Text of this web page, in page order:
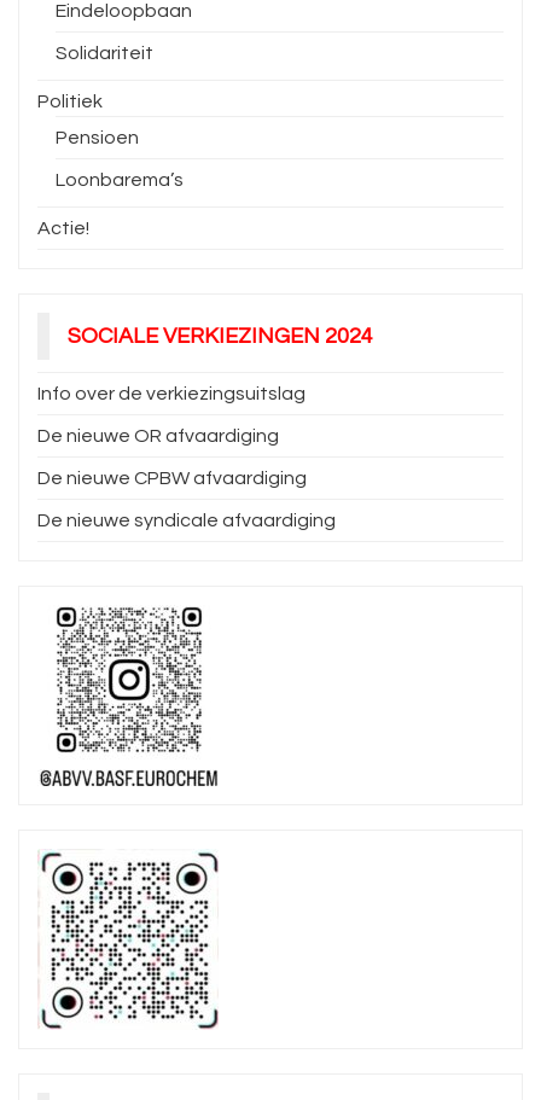
Eindeloopbaan
Solidariteit
Politiek
Pensioen
Loonbarema’s
Actie!
SOCIALE VERKIEZINGEN 2024
Info over de verkiezingsuitslag
De nieuwe OR afvaardiging
De nieuwe CPBW afvaardiging
De nieuwe syndicale afvaardiging